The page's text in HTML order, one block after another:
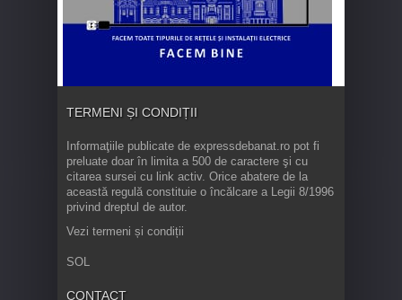
TERMENI ȘI CONDIȚII
Informaţiile publicate de expressdebanat.ro pot fi
preluate doar în limita a 500 de caractere şi cu
citarea sursei cu link activ. Orice abatere de la
această regulă constituie o încălcare a Legii 8/1996
privind dreptul de autor.
Vezi termeni și condiții
SOL
CONTACT